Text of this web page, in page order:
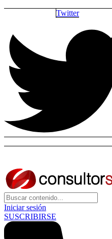
Twitter
Iniciar sesión
SUSCRIBIRSE